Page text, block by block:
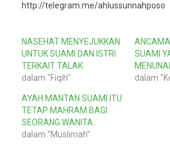
http://telegram.me/ahlussunnahposo
NASEHAT MENYEJUKKAN
UNTUK SUAMI DAN ISTRI
TERKAIT TALAK
dalam "Fiqih"
SUAMI
dalam
AYAH MANTAN SUAMI ITU
TETAP MAHRAM BAGI
SEORANG WANITA.
dalam "Muslimah"